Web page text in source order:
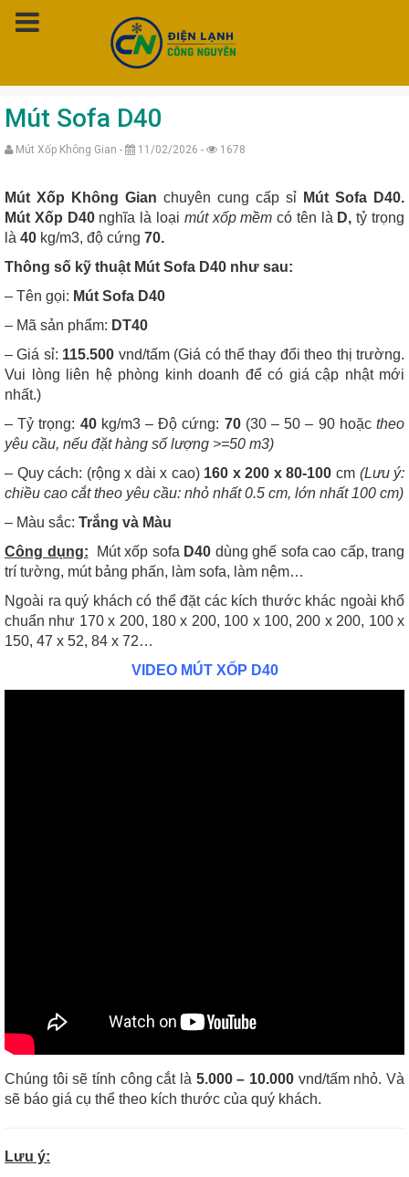
Mút Sofa D40
Mút Xốp Không Gian - 11/02/2026 - 1678
Mút Xốp Không Gian chuyên cung cấp sỉ Mút Sofa D40.
Mút Xốp D40nghĩa là loại mút xốp mềm có tên là D, tỷ trọng
là 40 kg/m3, độ cứng 70.
Thông số kỹ thuật Mút Sofa D40 như sau:
– Tên gọi: Mút Sofa D40
– Mã sản phẩm: DT40
– Giá sỉ: 115.500 vnd/tấm (Giá có thể thay đổi theo thị trường.
Vui lòng liên hệ phòng kinh doanh để có giá cập nhật mới
nhất.)
– Tỷ trọng: 40 kg/m3 – Độ cứng: 70(30 – 50 – 90 hoặctheo
yêu cầu, nếu đặt hàng số lượng >=50 m3)
– Quy cách: (rộng x dài x cao) 160 x 200 x 80-100 cm (Lưu ý:
chiều cao cắt theo yêu cầu: nhỏ nhất 0.5 cm, lớn nhất 100 cm)
– Màu sắc: Trắng và Màu
Công dụng:
Mút xốp sofa D40 dùng ghế sofa cao cấp, trang
trí tường, mút bảng phấn, làm sofa, làm nệm…
Ngoài ra quý khách có thể đặt các kích thước khác ngoài khổ
chuẩn như 170 x 200, 180 x 200, 100 x 100, 200 x 200, 100 x
150, 47 x 52, 84 x 72…
VIDEO MÚT XỐP D40
Chúng tôi sẽ tính công cắt là 5.000 – 10.000 vnd/tấm nhỏ. Và
sẽ báo giá cụ thể theo kích thước của quý khách.
Lưu ý: